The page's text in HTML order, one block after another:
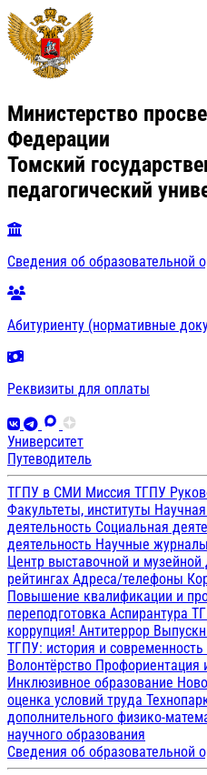
Министерство
Федерации
Томский
педагогический
Сведения об образовательной
Абитуриенту (нормативные
Реквизиты для оплаты
Университет
Путеводитель
ТГПУ в СМИ Миссия ТГПУ
Факультеты, институты
деятельность Социальная
деятельность Научные
Центр выставочной и музейной
рейтингах Адреса/телефоны
Повышение квалификации и
переподготовка Аспирантура
коррупция! Антитеррор
ТГПУ: история и современность
Волонтёрство Профориентация
Инклюзивное образование
оценка условий труда
дополнительного физико-
научного образования
Сведения об образовательной